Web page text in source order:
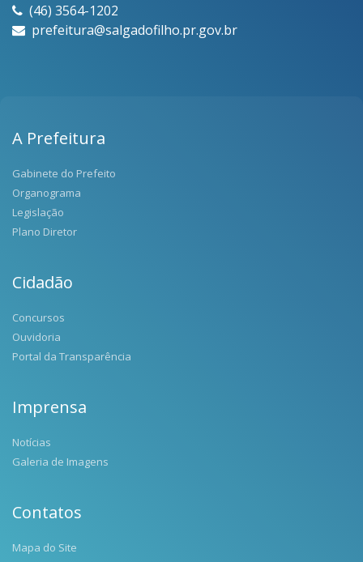
(46) 3564-1202
prefeitura@salgadofilho.pr.gov.br
A Prefeitura
Gabinete do Prefeito
Organograma
Legislação
Plano Diretor
Cidadão
Concursos
Ouvidoria
Portal da Transparência
Imprensa
Notícias
Galeria de Imagens
Contatos
Mapa do Site